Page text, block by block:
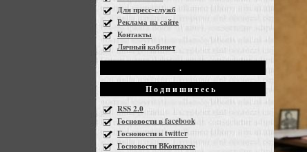
Для пресс-служб
Реклама на сайте
Контакты
Личный кабинет
.
Подпишитесь
RSS 2.0
Госновости в facebook
Госновости в twitter
Госновости ВКонтакте